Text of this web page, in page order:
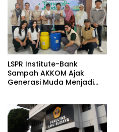
LSPR Institute-Bank
Sampah AKKOM Ajak
Generasi Muda Menjadi